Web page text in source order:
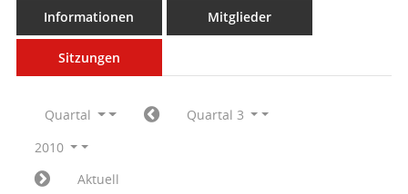
Informationen Mitglieder
Sitzungen
Quartal
Quartal 3
2010
Aktuell